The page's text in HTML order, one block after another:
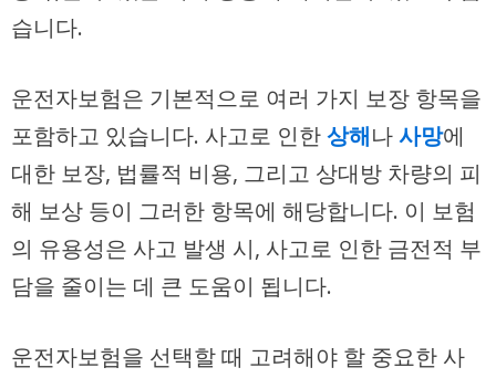
습니다.
운전자보험은 기본적으로 여러 가지 보장 항목을
포함하고 있습니다. 사고로 인한상해나사망에
대한 보장, 법률적 비용, 그리고 상대방 차량의 피
해 보상 등이 그러한 항목에 해당합니다. 이 보험
의 유용성은 사고 발생 시, 사고로 인한 금전적 부
담을 줄이는 데 큰 도움이 됩니다.
운전자보험을 선택할 때 고려해야 할 중요한 사